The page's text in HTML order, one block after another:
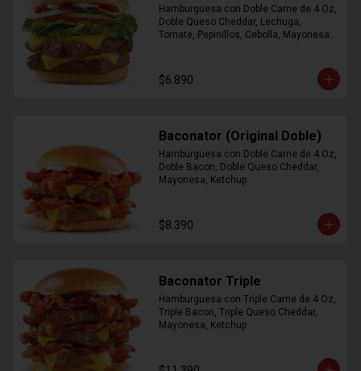
Hamburguesa con Doble Carne de 4 Oz,
Doble Queso Cheddar, Lechuga,
Tomate, Pepinillos, Cebolla, Mayonesa,
$6.890
Baconator (Original Doble)
Hamburguesa con Doble Carne de 4 Oz,
Doble Bacon, Doble Queso Cheddar,
Mayonesa, Ketchup
$8.390
Baconator Triple
Hamburguesa con Triple Carne de 4 Oz,
Triple Bacon, Triple Queso Cheddar,
Mayonesa, Ketchup